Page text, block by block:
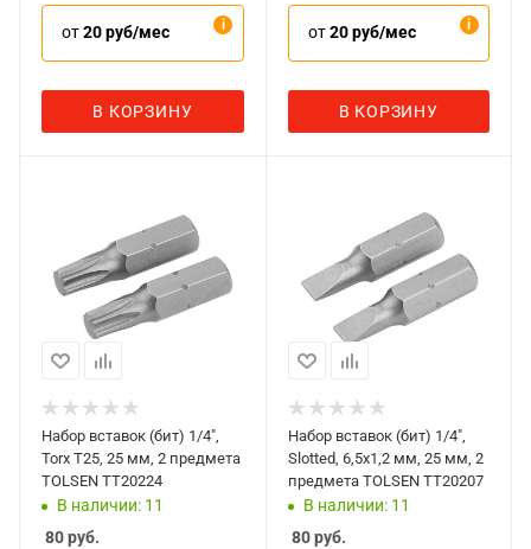
от20 руб/мес
В КОРЗИНУ
от20 руб/мес
В КОРЗИНУ
Набор вставок (бит) 1/4",
Torx T25, 25 мм, 2 предмета
TOLSEN TT20224
В наличии: 11
80руб.
Набор вставок (бит) 1/4",
Slotted, 6,5x1,2 мм, 25 мм, 2
предмета TOLSEN TT20207
В наличии: 11
80руб.